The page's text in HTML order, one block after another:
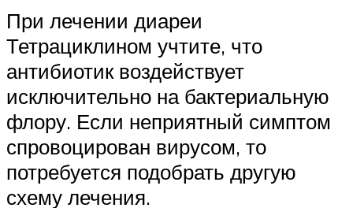
При лечении диареи
Тетрациклином учтите, что
антибиотик воздействует
исключительно на бактериальную
флору. Если неприятный симптом
спровоцирован вирусом, то
потребуется подобрать другую
схему лечения.